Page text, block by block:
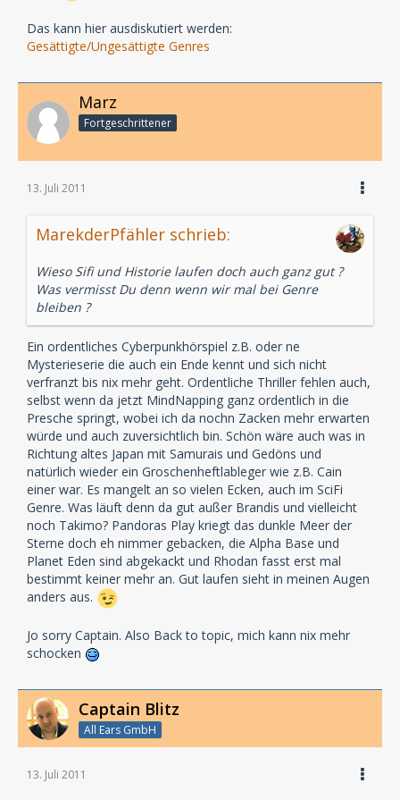
Das kann hier ausdiskutiert werden:
Gesättigte/Ungesättigte Genres
Marz
Fortgeschrittener
13. Juli 2011
MarekderPfähler schrieb:
Wieso Sifi und Historie laufen doch auch ganz gut ?
Was vermisst Du denn wenn wir mal bei Genre
bleiben ?
Ein ordentliches Cyberpunkhörspiel z.B. oder ne
Mysterieserie die auch ein Ende kennt und sich nicht
verfranzt bis nix mehr geht. Ordentliche Thriller fehlen auch,
selbst wenn da jetzt MindNapping ganz ordentlich in die
Presche springt, wobei ich da nochn Zacken mehr erwarten
würde und auch zuversichtlich bin. Schön wäre auch was in
Richtung altes Japan mit Samurais und Gedöns und
natürlich wieder ein Groschenheftlableger wie z.B. Cain
einer war. Es mangelt an so vielen Ecken, auch im SciFi
Genre. Was läuft denn da gut außer Brandis und vielleicht
noch Takimo? Pandoras Play kriegt das dunkle Meer der
Sterne doch eh nimmer gebacken, die Alpha Base und
Planet Eden sind abgekackt und Rhodan fasst erst mal
bestimmt keiner mehr an. Gut laufen sieht in meinen Augen
anders aus.
Jo sorry Captain. Also Back to topic, mich kann nix mehr
schocken
Captain Blitz
All Ears GmbH
13. Juli 2011